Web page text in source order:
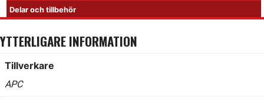
Delar och tillbehör
YTTERLIGARE INFORMATION
Tillverkare
APC